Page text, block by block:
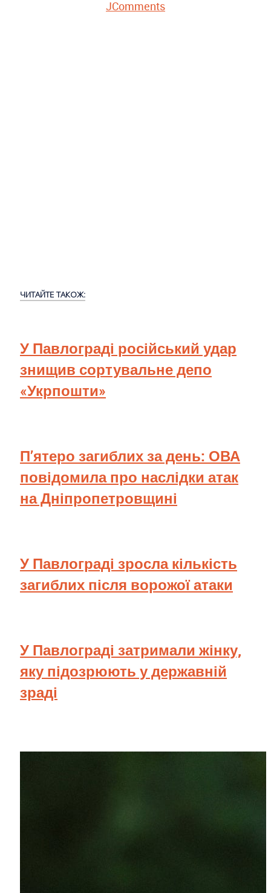
JComments
ЧИТАЙТЕ ТАКОЖ:
У Павлограді російський удар
знищив сортувальне депо
«Укрпошти»
П’ятеро загиблих за день: ОВА
повідомила про наслідки атак
на Дніпропетровщині
У Павлограді зросла кількість
загиблих після ворожої атаки
У Павлограді затримали жінку,
яку підозрюють у державній
зраді